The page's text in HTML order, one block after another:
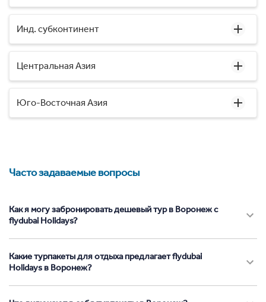
Инд. субконтинент
Центральная Азия
Юго-Восточная Азия
Часто задаваемые вопросы
Как я могу забронировать дешевый тур в Воронеж с
flydubai Holidays?
Какие турпакеты для отдыха предлагает flydubai
Holidays в Воронеж?